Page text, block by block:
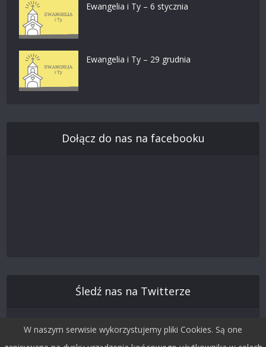
Ewangelia i Ty – 6 stycznia
Ewangelia i Ty – 29 grudnia
Dołącz do nas na facebooku
Śledź nas na Twitterze
W naszym serwisie wykorzystujemy pliki Cookies. Są one